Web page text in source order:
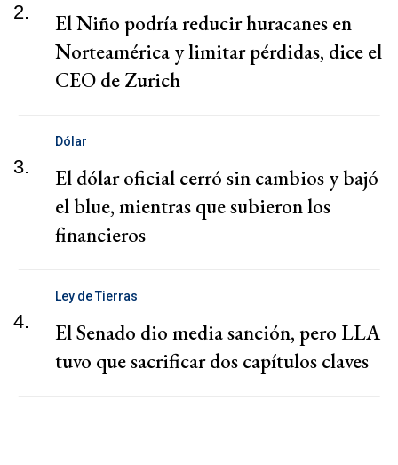
2.
El Niño podría reducir huracanes en
Norteamérica y limitar pérdidas, dice el
CEO de Zurich
3.
Dólar
El dólar oficial cerró sin cambios y bajó
el blue, mientras que subieron los
financieros
4.
Ley de Tierras
El Senado dio media sanción, pero LLA
tuvo que sacrificar dos capítulos claves